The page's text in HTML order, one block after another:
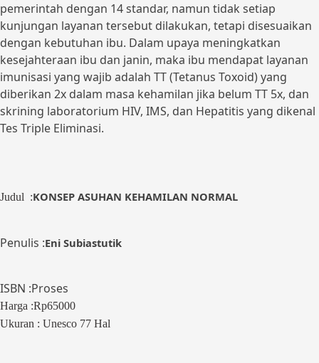
pemerintah dengan 14 standar, namun tidak setiap
kunjungan layanan tersebut dilakukan, tetapi disesuaikan
dengan kebutuhan ibu. Dalam upaya meningkatkan
kesejahteraan ibu dan janin, maka ibu mendapat layanan
imunisasi yang wajib adalah TT (Tetanus Toxoid) yang
diberikan 2x dalam masa kehamilan jika belum TT 5x, dan
skrining laboratorium HIV, IMS, dan Hepatitis yang dikenal
Tes Triple Eliminasi.
Judul :KONSEP ASUHAN KEHAMILAN NORMAL
Penulis :Eni Subiastutik
ISBN :Proses
Harga :Rp65000
Ukuran : Unesco 77 Hal